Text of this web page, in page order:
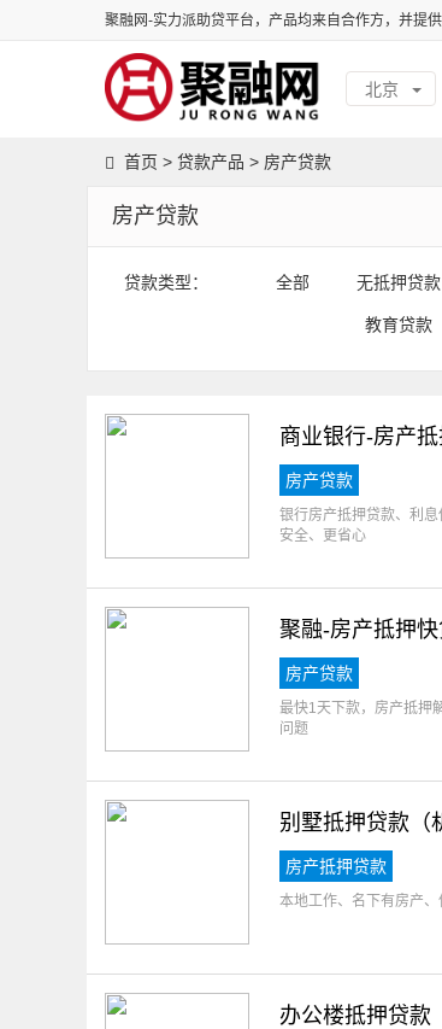
聚融网-实力派助贷平台，产品均来自合作方，并提
北京
首页 > 贷款产品 > 房产贷款
房产贷款
贷款类型： 全部 无抵押贷款
教育贷款
商业银行-房产
房产贷款
银行房产抵押贷款、利
安全、更省心
聚融-房产抵押快
房产贷款
最快1天下款，房产抵押
问题
别墅抵押贷款（
房产抵押贷款
本地工作、名下有房产、
办公楼抵押贷款